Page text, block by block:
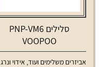
סלילים PNP-VM6
VOOPOO
אביזרים משלימים ועוד, אידוי ונרגילות